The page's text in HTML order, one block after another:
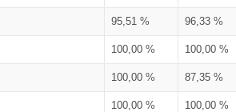
95,51 % 96,33 %
100,00 % 100,00 %
100,00 % 87,35 %
100,00 % 100,00 %